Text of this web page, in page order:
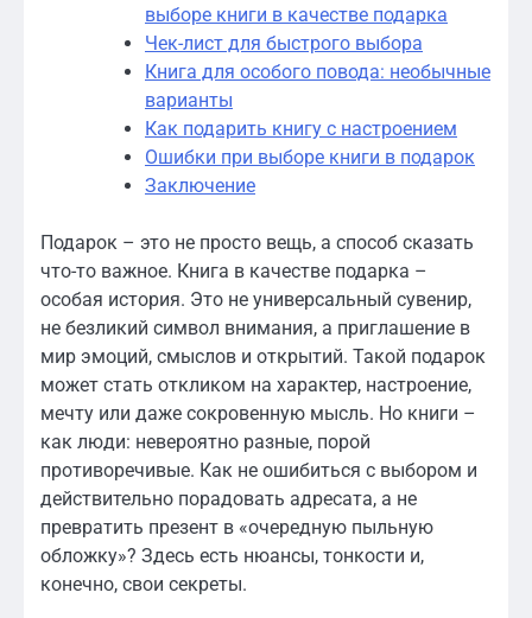
выборе книги в качестве подарка
Чек-лист для быстрого выбора
Книга для особого повода: необычные
варианты
Как подарить книгу с настроением
Ошибки при выборе книги в подарок
Заключение
Подарок – это не просто вещь, а способ сказать
что-то важное. Книга в качестве подарка –
особая история. Это не универсальный сувенир,
не безликий символ внимания, а приглашение в
мир эмоций, смыслов и открытий. Такой подарок
может стать откликом на характер, настроение,
мечту или даже сокровенную мысль. Но книги –
как люди: невероятно разные, порой
противоречивые. Как не ошибиться с выбором и
действительно порадовать адресата, а не
превратить презент в «очередную пыльную
обложку»? Здесь есть нюансы, тонкости и,
конечно, свои секреты.